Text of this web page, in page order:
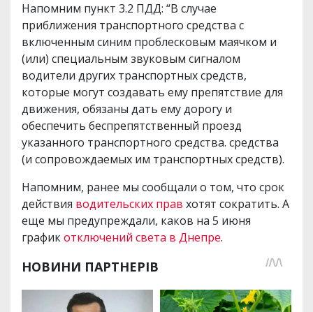
Напомним пункт 3.2 ПДД: “В случае
приближения транспортного средства с
включенным синим проблесковым маячком и
(или) специальным звуковым сигналом
водители других транспортных средств,
которые могут создавать ему препятствие для
движения, обязаны дать ему дорогу и
обеспечить беспрепятственный проезд
указанного транспортного средства. средства
(и сопровождаемых им транспортных средств).
Напомним, ранее мы сообщали о том, что срок
действия водительских прав хотят сократить. А
еще мы предупреждали, каков на 5 июня
графикотключений света в Днепре.